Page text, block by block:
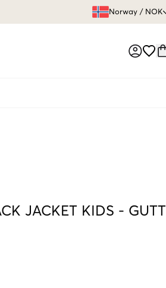
Norway / NOK
JACKET KIDS - GUTT